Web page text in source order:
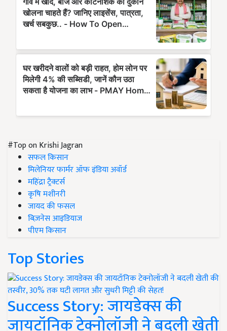
#Top on Krishi Jagran
सफल किसान
मिलेनियर फार्मर ऑफ इंडिया अवॉर्ड
महिंद्रा ट्रैक्टर्स
कृषि मशीनरी
जायद की फसल
बिज़नेस आइडियाज
पीएम किसान
Top Stories
Success Story: जायडेक्स की